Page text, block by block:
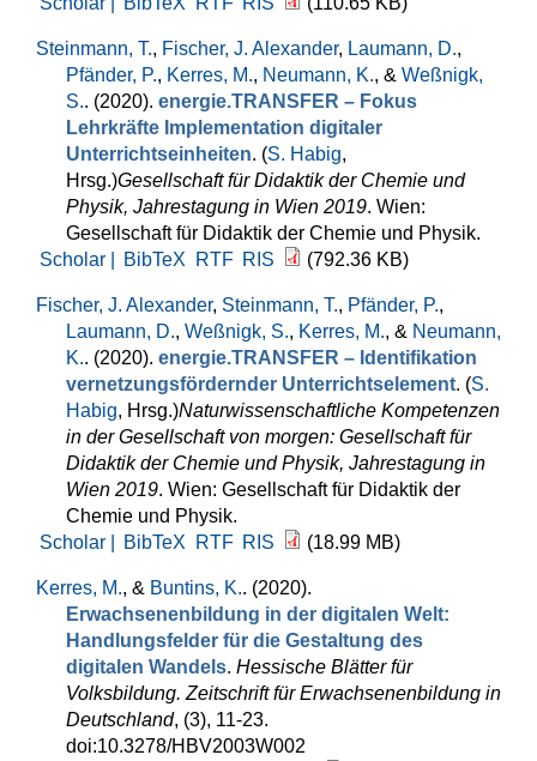
Steinmann, T., Fischer, J. Alexander, Laumann, D.,
Pfänder, P., Kerres, M., Neumann, K., & Weßnigk,
S.. (2020). energie.TRANSFER – Fokus
Lehrkräfte Implementation digitaler
Unterrichtseinheiten. (S. Habig,
Hrsg.)Gesellschaft für Didaktik der Chemie und
Physik, Jahrestagung in Wien 2019. Wien:
Gesellschaft für Didaktik der Chemie und Physik.
Scholar |
BibTeX RTF RIS (792.36 KB)
Fischer, J. Alexander, Steinmann, T., Pfänder, P.,
Laumann, D., Weßnigk, S., Kerres, M., & Neumann,
K.. (2020). energie.TRANSFER – Identifikation
vernetzungsfördernder Unterrichtselement. (S.
Habig, Hrsg.)Naturwissenschaftliche Kompetenzen
in der Gesellschaft von morgen: Gesellschaft für
Didaktik der Chemie und Physik, Jahrestagung in
Wien 2019. Wien: Gesellschaft für Didaktik der
Chemie und Physik.
Scholar |
BibTeX RTF RIS (18.99 MB)
Kerres, M., & Buntins, K.. (2020).
Erwachsenenbildung in der digitalen Welt:
Handlungsfelder für die Gestaltung des
digitalen Wandels. Hessische Blätter für
Volksbildung. Zeitschrift für Erwachsenenbildung in
Deutschland, (3), 11-23.
doi:10.3278/HBV2003W002